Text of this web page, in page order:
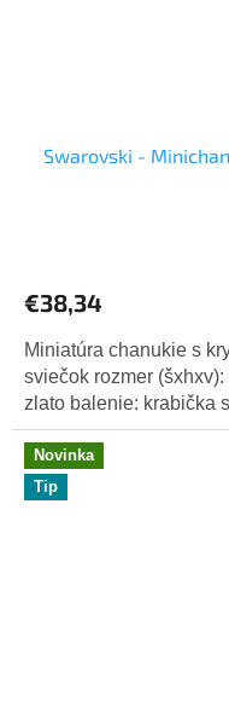
Swarovski -
€38,34
Miniatúra chanukie s
sviečok rozmer
zlato balenie: krabička
Novinka
Tip